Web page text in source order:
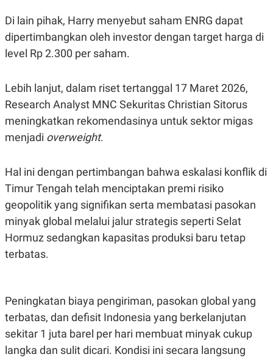
Di lain pihak, Harry menyebut saham ENRG dapat
dipertimbangkan oleh investor dengan target harga di
level Rp 2.300 per saham.
Lebih lanjut, dalam riset tertanggal 17 Maret 2026,
Research Analyst MNC Sekuritas Christian Sitorus
meningkatkan rekomendasinya untuk sektor migas
menjadi overweight.
Hal ini dengan pertimbangan bahwa eskalasi konflik di
Timur Tengah telah menciptakan premi risiko
geopolitik yang signifikan serta membatasi pasokan
minyak global melalui jalur strategis seperti Selat
Hormuz sedangkan kapasitas produksi baru tetap
terbatas.
Peningkatan biaya pengiriman, pasokan global yang
terbatas, dan defisit Indonesia yang berkelanjutan
sekitar 1 juta barel per hari membuat minyak cukup
langka dan sulit dicari. Kondisi ini secara langsung